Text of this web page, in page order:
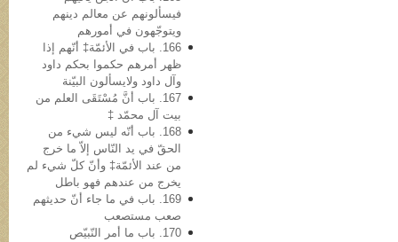
فیسألونهم عن معالم دینهم
ویتوجّهون في أمورهم
166. باب في الأئمّة‡ أنّهم إذا
ظهر أمرهم حکموا بحکم داود
وآل داود ولایسألون البیّنة
167. باب أنَّ مُسْتَقَی العلم من
بیت آل محمّد ‡
168. باب أنّه لیس شيء من
الحقّ في ید النّاس إلاّ ما خرج
من عند الأئمّة‡ وأنّ کلّ شيء لم
یخرج من عندهم فهو باطل
169. باب في ما جاء أنّ حدیثهم
صعب مستصعب
170. باب ما أمر النّبيّص